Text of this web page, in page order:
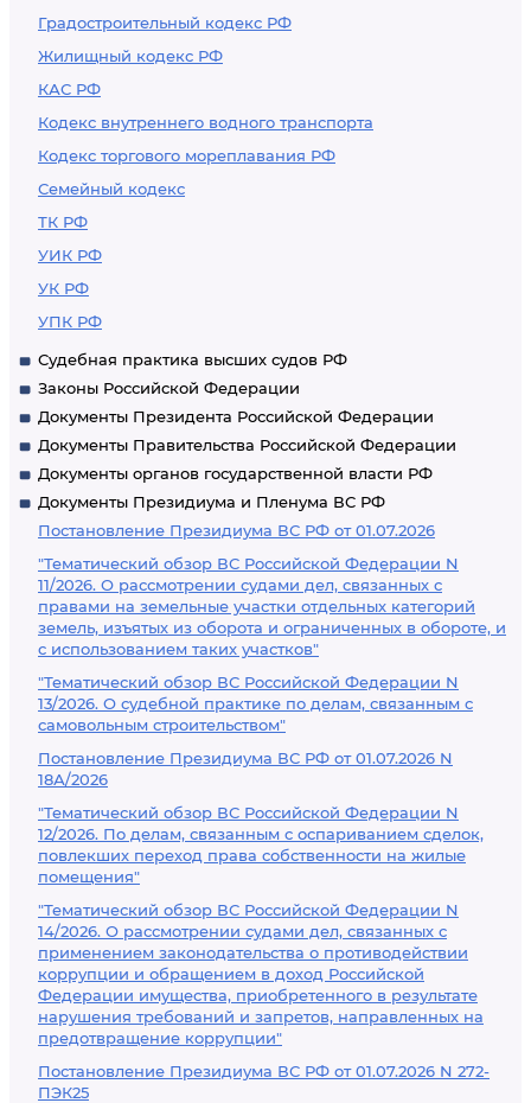
Градостроительный кодекс РФ
Жилищный кодекс РФ
КАС РФ
Кодекс внутреннего водного транспорта
Кодекс торгового мореплавания РФ
Семейный кодекс
ТК РФ
УИК РФ
УК РФ
УПК РФ
Судебная практика высших судов РФ
Законы Российской Федерации
Документы Президента Российской Федерации
Документы Правительства Российской Федерации
Документы органов государственной власти РФ
Документы Президиума и Пленума ВС РФ
Постановление Президиума ВС РФ от 01.07.2026
"Тематический обзор ВС Российской Федерации N
11/2026. О рассмотрении судами дел, связанных с
правами на земельные участки отдельных категорий
земель, изъятых из оборота и ограниченных в обороте, и
с использованием таких участков"
"Тематический обзор ВС Российской Федерации N
13/2026. О судебной практике по делам, связанным с
самовольным строительством"
Постановление Президиума ВС РФ от 01.07.2026 N
18А/2026
"Тематический обзор ВС Российской Федерации N
12/2026. По делам, связанным с оспариванием сделок,
повлекших переход права собственности на жилые
помещения"
"Тематический обзор ВС Российской Федерации N
14/2026. О рассмотрении судами дел, связанных с
применением законодательства о противодействии
коррупции и обращением в доход Российской
Федерации имущества, приобретенного в результате
нарушения требований и запретов, направленных на
предотвращение коррупции"
Постановление Президиума ВС РФ от 01.07.2026 N 272-
ПЭК25